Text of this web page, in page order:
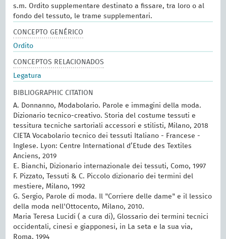
s.m. Ordito supplementare destinato a fissare, tra loro o al
fondo del tessuto, le trame supplementari.
CONCEPTO GENÉRICO
Ordito
CONCEPTOS RELACIONADOS
Legatura
BIBLIOGRAPHIC CITATION
A. Donnanno, Modabolario. Parole e immagini della moda.
Dizionario tecnico-creativo. Storia del costume tessuti e
tessitura tecniche sartoriali accessori e stilisti, Milano, 2018
CIETA Vocabolario tecnico dei tessuti Italiano - Francese -
Inglese. Lyon: Centre International d’Etude des Textiles
Anciens, 2019
E. Bianchi, Dizionario internazionale dei tessuti, Como, 1997
F. Pizzato, Tessuti & C. Piccolo dizionario dei termini del
mestiere, Milano, 1992
G. Sergio, Parole di moda. Il "Corriere delle dame" e il lessico
della moda nell'Ottocento, Milano, 2010.
Maria Teresa Lucidi ( a cura di), Glossario dei termini tecnici
occidentali, cinesi e giapponesi, in La seta e la sua via,
Roma, 1994